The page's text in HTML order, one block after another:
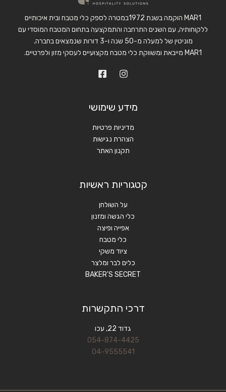
MAR1 הוקמה בשנת 1972במטרה לספק כלי מטבח ובית איכותיים
ללקוחותיה, עם השנים התרחבה והתמקצעה בתחום המטבח המוסדי עם
מוניטין של למעלה מ-50 שנה ו-3 דורות שנמצאים בחברה.
MAR1 מייבאת ומשווקת כלי מטבח מקצועיים לעסקי מזון ולפרטיים.
מידע שימושי
מדיניות פרטיות
הצהרת נגישות
תקנון האתר
קטגוריות ראשיות
על השולחן
כלי הגשה ומזנון
אפייה ופיצה
כלי מטבח
ציוד משקי
כלים לבר ומלצר
BAKER'S SECRET
דרכי התקשרות
גדוד 22, עכו
054-874-4425
04-9555541